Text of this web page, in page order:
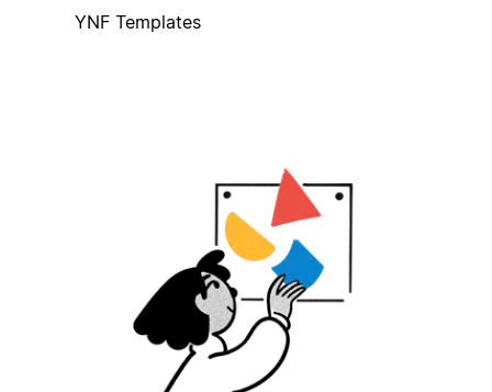
YNF Templates